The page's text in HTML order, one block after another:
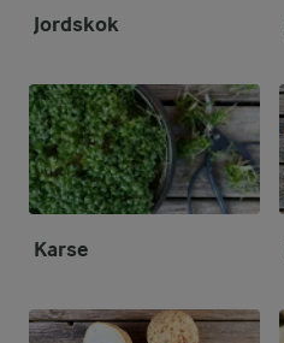
Jordskok
Karse